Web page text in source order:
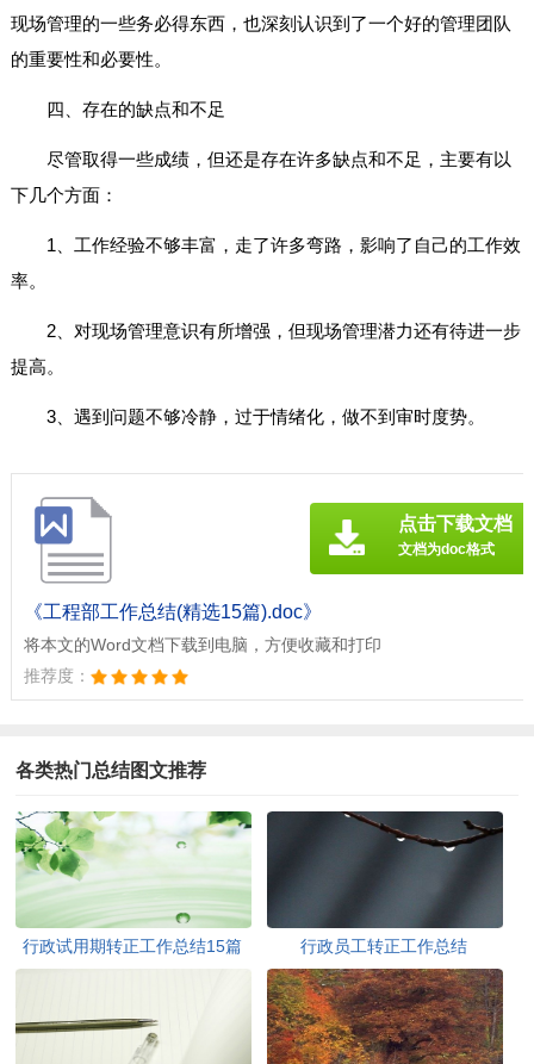
现场管理的一些务必得东西，也深刻认识到了一个好的管理团队
的重要性和必要性。
四、存在的缺点和不足
尽管取得一些成绩，但还是存在许多缺点和不足，主要有以
下几个方面：
1、工作经验不够丰富，走了许多弯路，影响了自己的工作效
率。
2、对现场管理意识有所增强，但现场管理潜力还有待进一步
提高。
3、遇到问题不够冷静，过于情绪化，做不到审时度势。
《工程部工作总结(精选15篇).doc》
将本文的Word文档下载到电脑，方便收藏和打印
推荐度：
点击下载文档
文档为doc格式
各类热门总结图文推荐
行政试用期转正工作总结15篇 行政员工转正工作总结